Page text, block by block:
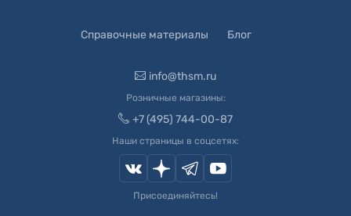
Справочные материалы Блог
info@thsm.ru
Розничные магазины:
+7 (495) 744-00-87
Наши страницы в соцсетях:
Присоединяйтесь!